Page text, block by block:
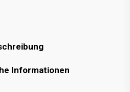
Informationen